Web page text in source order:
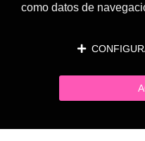
como datos de